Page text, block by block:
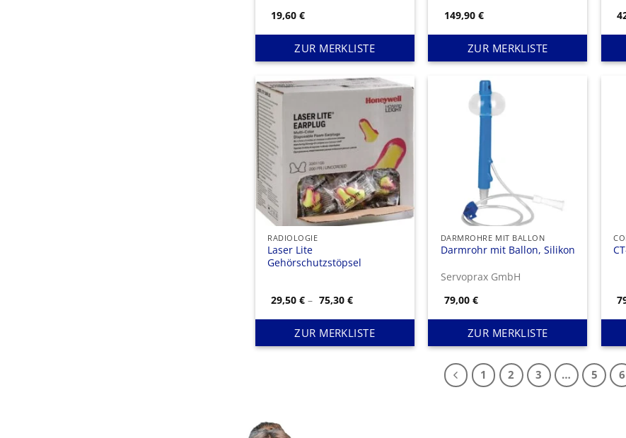
19,60€
ZUR MERKLISTE
149,90 €
ZUR MERKLISTE
RADIOLOGIE
Laser Lite
Gehörschutzstöpsel
29,50€ – 75,30€Preisspanne:
bis
75,30 €
ZUR MERKLISTE
DARMROHRE MIT BALLON
Darmrohr mit Ballon, Silikon
Servoprax GmbH
79,00 €
ZUR MERKLISTE
1 2 3 … 5 6